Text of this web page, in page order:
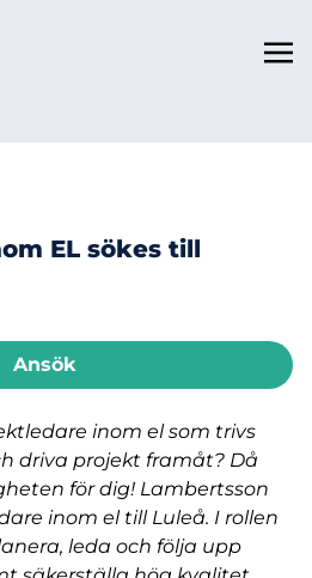
EL sökes till
inom el som trivs
driva projekt framåt? Då
för dig! Lambertsson
inom el till Luleå. I rollen
leda och följa upp
Ansök